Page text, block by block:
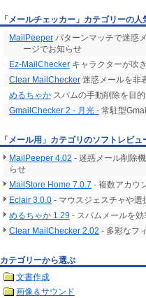
「メールチェッカー」カテゴリーの
MailPeeper パターンマッチで迷惑
ージでお知らせ
Ez-MailChecker キャラクターが吹
Clear MailChecker 迷惑メールを非
めるちゃか スパムの手動削除を目
GmailChecker 2 - 月光 - 常駐型
「メール用」カテゴリのソフトレビュ
MailPeeper 4.02 - 迷惑メール削除
らせ
MailStore Home 7.0.7 - 複数アカウ
Eclair 3.0.0 - マウスジェスチャや選
めるちゃか 1.29 - スパムメールを
Clear MailChecker 2.02 - 多彩なフ
カテゴリーから選ぶ
文書作成
画像＆サウンド